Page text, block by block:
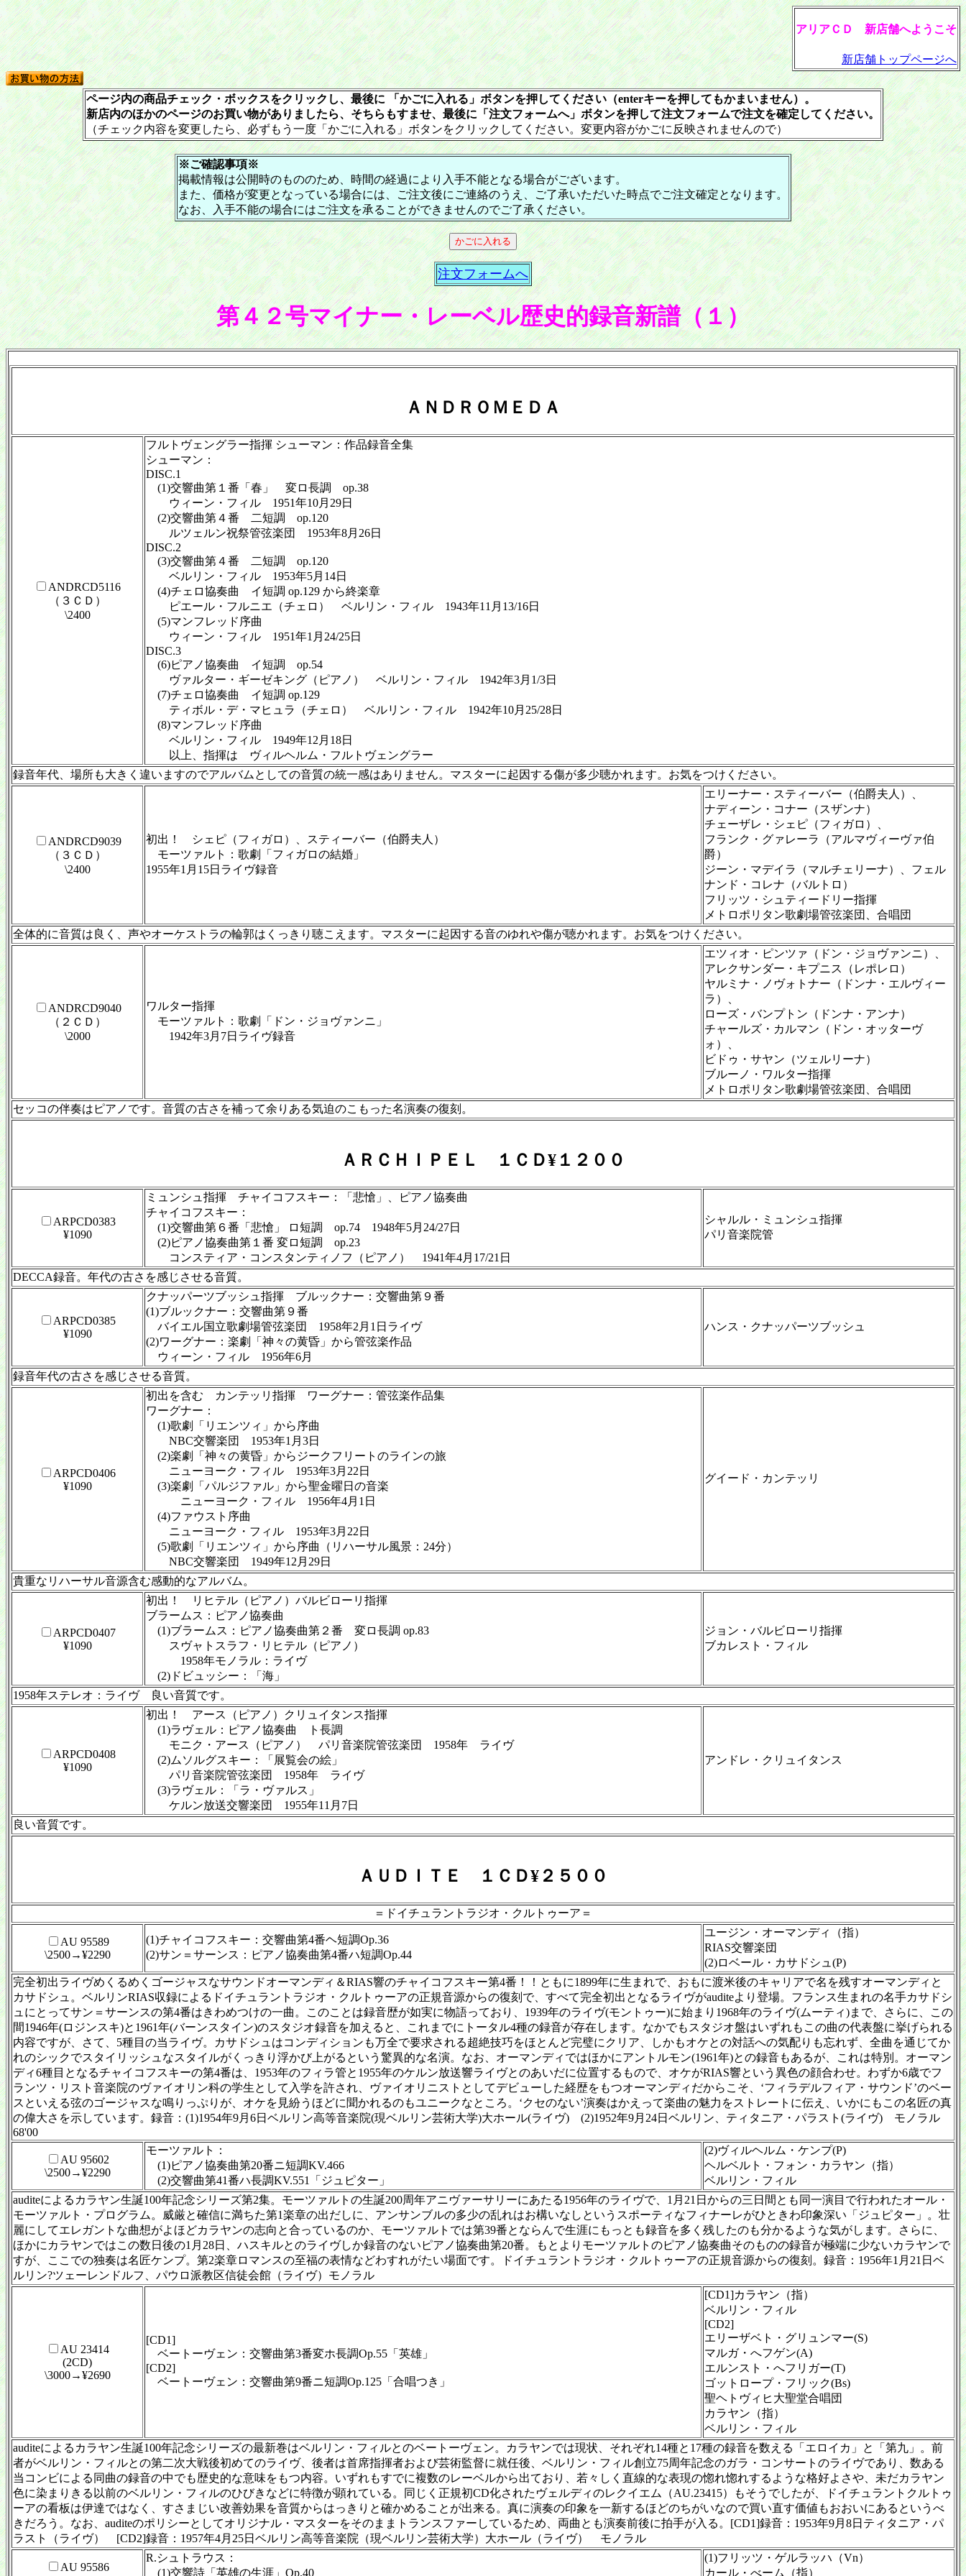
アリアＣＤ 新店舗へようこそ
新店舗トップページへ
ページ内の商品チェック・ボックスをクリックし、最後に 「かごに入れる」ボタンを押してください（enterキーを押してもかまいません）。
新店内のほかのページのお買い物がありましたら、そちらもすませ、最後に「注文フォームへ」ボタンを押して注文フォームで注文を確定してください。
（チェック内容を変更したら、必ずもう一度「かごに入れる」ボタンをクリックしてください。変更内容がかごに反映されませんので）
※ご確認事項※
掲載情報は公開時のもののため、時間の経過により入手不能となる場合がございます。
また、価格が変更となっている場合には、ご注文後にご連絡のうえ、ご了承いただいた時点でご注文確定となります。
なお、入手不能の場合にはご注文を承ることができませんのでご了承ください。
注文フォームへ
第４２号マイナー・レーベル歴史的録音新譜（１）
ＡＮＤＲＯＭＥＤＡ
ANDRCD5116
（３ＣＤ）
\2400
フルトヴェングラー指揮 シューマン：作品録音全集
シューマン：
DISC.1
(1)交響曲第１番「春」 変ロ長調 op.38
ウィーン・フィル 1951年10月29日
(2)交響曲第４番 二短調 op.120
ルツェルン祝祭管弦楽団 1953年8月26日
DISC.2
(3)交響曲第４番 二短調 op.120
ベルリン・フィル 1953年5月14日
(4)チェロ協奏曲 イ短調 op.129 から終楽章
ピエール・フルニエ（チェロ） ベルリン・フィル 1943年11月13/16日
(5)マンフレッド序曲
ウィーン・フィル 1951年1月24/25日
DISC.3
(6)ピアノ協奏曲 イ短調 op.54
ヴァルター・ギーゼキング（ピアノ） ベルリン・フィル 1942年3月1/3日
(7)チェロ協奏曲 イ短調 op.129
ティボル・デ・マヒュラ（チェロ） ベルリン・フィル 1942年10月25/28日
(8)マンフレッド序曲
ベルリン・フィル 1949年12月18日
以上、指揮は ヴィルヘルム・フルトヴェングラー
録音年代、場所も大きく違いますのでアルバムとしての音質の統一感はありません。マスターに起因する傷が多少聴かれます。お気をつけください。
ANDRCD9039
（３ＣＤ）
\2400
初出！ シェピ（フィガロ）、スティーバー（伯爵夫人）
モーツァルト：歌劇「フィガロの結婚」
1955年1月15日ライヴ録音
エリーナー・スティーバー（伯爵夫人）、
ナディーン・コナー（スザンナ）
チェーザレ・シェピ（フィガロ）、
フランク・グァレーラ（アルマヴィーヴァ伯
爵）
ジーン・マデイラ（マルチェリーナ）、フェル
ナンド・コレナ（バルトロ）
フリッツ・シュティードリー指揮
メトロポリタン歌劇場管弦楽団、合唱団
全体的に音質は良く、声やオーケストラの輪郭はくっきり聴こえます。マスターに起因する音のゆれや傷が聴かれます。お気をつけください。
ANDRCD9040
（２ＣＤ）
\2000
ワルター指揮
モーツァルト：歌劇「ドン・ジョヴァンニ」
1942年3月7日ライヴ録音
エツィオ・ピンツァ（ドン・ジョヴァンニ）、
アレクサンダー・キプニス（レポレロ）
ヤルミナ・ノヴォトナー（ドンナ・エルヴィー
ラ）、
ローズ・バンプトン（ドンナ・アンナ）
チャールズ・カルマン（ドン・オッターヴ
ォ）、
ビドゥ・サヤン（ツェルリーナ）
ブルーノ・ワルター指揮
メトロポリタン歌劇場管弦楽団、合唱団
セッコの伴奏はピアノです。音質の古さを補って余りある気迫のこもった名演奏の復刻。
ＡＲＣＨＩＰＥＬ １ＣＤ¥１２００
ARPCD0383
¥1090
ミュンシュ指揮 チャイコフスキー：「悲愴」、ピアノ協奏曲
チャイコフスキー：
(1)交響曲第６番「悲愴」 ロ短調 op.74 1948年5月24/27日
(2)ピアノ協奏曲第１番 変ロ短調 op.23
コンスティア・コンスタンティノフ（ピアノ） 1941年4月17/21日
シャルル・ミュンシュ指揮
パリ音楽院管
DECCA録音。年代の古さを感じさせる音質。
ARPCD0385
¥1090
クナッパーツブッシュ指揮 ブルックナー：交響曲第９番
(1)ブルックナー：交響曲第９番
バイエル国立歌劇場管弦楽団 1958年2月1日ライヴ
(2)ワーグナー：楽劇「神々の黄昏」から管弦楽作品
ウィーン・フィル 1956年6月
ハンス・クナッパーツブッシュ
録音年代の古さを感じさせる音質。
ARPCD0406
¥1090
初出を含む カンテッリ指揮 ワーグナー：管弦楽作品集
ワーグナー：
(1)歌劇「リエンツィ」から序曲
NBC交響楽団 1953年1月3日
(2)楽劇「神々の黄昏」からジークフリートのラインの旅
ニューヨーク・フィル 1953年3月22日
(3)楽劇「パルジファル」から聖金曜日の音楽
ニューヨーク・フィル 1956年4月1日
(4)ファウスト序曲
ニューヨーク・フィル 1953年3月22日
(5)歌劇「リエンツィ」から序曲（リハーサル風景：24分）
NBC交響楽団 1949年12月29日
グイード・カンテッリ
貴重なリハーサル音源含む感動的なアルバム。
ARPCD0407
¥1090
初出！ リヒテル（ピアノ）バルビローリ指揮
ブラームス：ピアノ協奏曲
(1)ブラームス：ピアノ協奏曲第２番 変ロ長調 op.83
スヴャトスラフ・リヒテル（ピアノ）
1958年モノラル：ライヴ
(2)ドビュッシー：「海」
ジョン・バルビローリ指揮
ブカレスト・フィル
1958年ステレオ：ライヴ 良い音質です。
ARPCD0408
¥1090
初出！ アース（ピアノ）クリュイタンス指揮
(1)ラヴェル：ピアノ協奏曲 ト長調
モニク・アース（ピアノ） パリ音楽院管弦楽団 1958年 ライヴ
(2)ムソルグスキー：「展覧会の絵」
パリ音楽院管弦楽団 1958年 ライヴ
(3)ラヴェル：「ラ・ヴァルス」
ケルン放送交響楽団 1955年11月7日
アンドレ・クリュイタンス
良い音質です。
ＡＵＤＩＴＥ １ＣＤ¥２５００
＝ドイチュラントラジオ・クルトゥーア＝
AU 95589
\2500→¥2290
(1)チャイコフスキー：交響曲第4番ヘ短調Op.36
(2)サン＝サーンス：ピアノ協奏曲第4番ハ短調Op.44
ユージン・オーマンディ（指）
RIAS交響楽団
(2)ロベール・カサドシュ(P)
完全初出ライヴめくるめくゴージャスなサウンドオーマンディ＆RIAS響のチャイコフスキー第4番！！ともに1899年に生まれで、おもに渡米後のキャリアで名を残すオーマンディと
カサドシュ。ベルリンRIAS収録によるドイチュラントラジオ・クルトゥーアの正規音源からの復刻で、すべて完全初出となるライヴがauditeより登場。フランス生まれの名手カサドシ
ュにとってサン＝サーンスの第4番はきわめつけの一曲。このことは録音歴が如実に物語っており、1939年のライヴ(モントゥー)に始まり1968年のライヴ(ムーティ)まで、さらに、この
間1946年(ロジンスキ)と1961年(バーンスタイン)のスタジオ録音を加えると、これまでにトータル4種の録音が存在します。なかでもスタジオ盤はいずれもこの曲の代表盤に挙げられる
内容ですが、さて、5種目の当ライヴ。カサドシュはコンディションも万全で要求される超絶技巧をほとんど完璧にクリア、しかもオケとの対話への気配りも忘れず、全曲を通じてか
れのシックでスタイリッシュなスタイルがくっきり浮かび上がるという驚異的な名演。なお、オーマンディではほかにアントルモン(1961年)との録音もあるが、これは特別。オーマン
ディ6種目となるチャイコフスキーの第4番は、1953年のフィラ管と1955年のケルン放送響ライヴとのあいだに位置するもので、オケがRIAS響という異色の顔合わせ。わずか6歳でフ
ランツ・リスト音楽院のヴァイオリン科の学生として入学を許され、ヴァイオリニストとしてデビューした経歴をもつオーマンディだからこそ、‘フィラデルフィア・サウンド’のベー
スといえる弦のゴージャスな鳴りっぷりが、オケを見紛うほどに聞かれるのもユニークなところ。‘クセのない’演奏はかえって楽曲の魅力をストレートに伝え、いかにもこの名匠の真
の偉大さを示しています。録音：(1)1954年9月6日ベルリン高等音楽院(現ベルリン芸術大学)大ホール(ライヴ) (2)1952年9月24日ベルリン、ティタニア・パラスト(ライヴ) モノラル
68'00
AU 95602
\2500→¥2290
モーツァルト：
(1)ピアノ協奏曲第20番ニ短調KV.466
(2)交響曲第41番ハ長調KV.551「ジュピター」
(2)ヴィルヘルム・ケンプ(P)
ヘルベルト・フォン・カラヤン（指）
ベルリン・フィル
auditeによるカラヤン生誕100年記念シリーズ第2集。モーツァルトの生誕200周年アニヴァーサリーにあたる1956年のライヴで、1月21日からの三日間とも同一演目で行われたオール・
モーツァルト・プログラム。威厳と確信に満ちた第1楽章の出だしに、アンサンブルの多少の乱れはお構いなしというスポーティなフィナーレがひときわ印象深い「ジュピター」。壮
麗にしてエレガントな曲想がよほどカラヤンの志向と合っているのか、モーツァルトでは第39番とならんで生涯にもっとも録音を多く残したのも分かるような気がします。さらに、
ほかにカラヤンではこの数日後の1月28日、ハスキルとのライヴしか録音のないピアノ協奏曲第20番。もとよりモーツァルトのピアノ協奏曲そのものの録音が極端に少ないカラヤンで
すが、ここでの独奏は名匠ケンプ。第2楽章ロマンスの至福の表情などわすれがたい場面です。ドイチュラントラジオ・クルトゥーアの正規音源からの復刻。録音：1956年1月21日ベ
ルリン?ツェーレンドルフ、パウロ派教区信徒会館（ライヴ）モノラル
AU 23414
(2CD)
\3000→¥2690
[CD1]
ベートーヴェン：交響曲第3番変ホ長調Op.55「英雄」
[CD2]
ベートーヴェン：交響曲第9番ニ短調Op.125「合唱つき」
[CD1]カラヤン（指）
ベルリン・フィル
[CD2]
エリーザベト・グリュンマー(S)
マルガ・へフゲン(A)
エルンスト・へフリガー(T)
ゴットロープ・フリック(Bs)
聖ヘトヴィヒ大聖堂合唱団
カラヤン（指）
ベルリン・フィル
auditeによるカラヤン生誕100年記念シリーズの最新巻はベルリン・フィルとのベートーヴェン。カラヤンでは現状、それぞれ14種と17種の録音を数える「エロイカ」と「第九」。前
者がベルリン・フィルとの第二次大戦後初めてのライヴ、後者は首席指揮者および芸術監督に就任後、ベルリン・フィル創立75周年記念のガラ・コンサートのライヴであり、数ある
当コンビによる同曲の録音の中でも歴史的な意味をもつ内容。いずれもすでに複数のレーベルから出ており、若々しく直線的な表現の惚れ惚れするような格好よさや、未だカラヤン
色に染まりきる以前のベルリン・フィルのひびきなどに特徴が顕れている。同じく正規初CD化されたヴェルディのレクイエム（AU.23415）もそうでしたが、ドイチュラントクルトゥ
ーアの看板は伊達ではなく、すさまじい改善効果を音質からはっきりと確かめることが出来る。真に演奏の印象を一新するほどのちがいなので買い直す価値もおおいにあるというべ
きだろう。なお、auditeのポリシーとしてオリジナル・マスターをそのままトランスファーしているため、両曲とも演奏前後に拍手が入る。[CD1]録音：1953年9月8日ティタニア・パ
ラスト（ライヴ） [CD2]録音：1957年4月25日ベルリン高等音楽院（現ベルリン芸術大学）大ホール（ライヴ） モノラル
AU 95586
R.シュトラウス：
(1)交響詩「英雄の生涯」Op.40
(1)フリッツ・ゲルラッハ（Vn）
カール・べーム（指）